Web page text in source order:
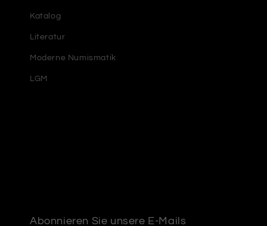
Katalog
Literatur
Moderne Numismatik
LGM
Abonnieren Sie unsere E-Mails